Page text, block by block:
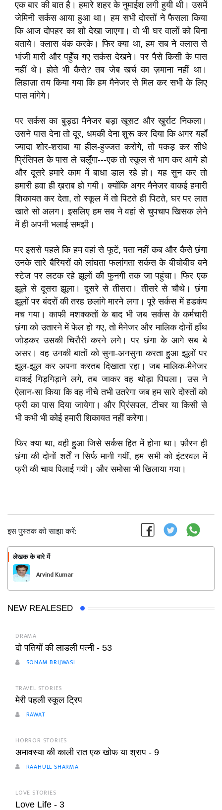
एक बार की बात है। हमारे शहर के नुमाईश लगी हुयी थी। उसमें
जेमिनी सर्कस आया हुआ था। हम सभी दोस्तों ने फैसला किया
कि आज दोपहर का शो देखा जाएगा। वो भी घर वालों को बिना
बताये। क्लास बंक करके। फिर क्या था, हम सब ने क्लास से
भांजी मारी और पहुँच गए सर्कस देखने। पर पैसे किसी के पास
नहीं थे। होते भी कैसे? तब जेब खर्च का ज़माना नहीं था।
लिहाज़ा तय किया गया कि हम मैनेजर से मिल कर सभी के लिए
पास मांगेगे।
पर सर्कस का बुड्ढा मैनेजर बड़ा खूसट और खुर्राट निकला।
उसने पास देना तो दूर, धमकी देना शुरू कर दिया कि अगर यहाँ
ज्यादा शोर-शराबा या हील-हुज्जत करोगे, तो पकड़ कर सीधे
प्रिंसिपल के पास ले चलूँगा---एक तो स्कूल से भाग कर आये हो
और दूसरे हमारे काम में बाधा डाल रहे हो। यह सुन कर तो
हमारी हवा ही ख़राब हो गयी। क्योंकि अगर मैनेजर वाकई हमारी
शिकायत कर देता, तो स्कूल में तो पिटते ही पिटते, घर पर लात
खाते सो अलग। इसलिए हम सब ने वहां से चुपचाप खिसक लेने
में ही अपनी भलाई समझी।
पर इससे पहले कि हम वहां से फूटें, पता नहीं कब और कैसे छंगा
उनके सारे बैरियरों को लांघता फलांगता सर्कस के बीचोबीच बने
स्टेज पर लटक रहे झूलों की फुनगी तक जा पहुंचा। फिर एक
झूले से दूसरा झूला। दूसरे से तीसरा। तीसरे से चौथे। छंगा
झूलों पर बंदरों की तरह छलांगे मारने लगा। पूरे सर्कस में हडकंप
मच गया। काफी मशक्कतों के बाद भी जब सर्कस के कर्मचारी
छंगा को उतारने में फेल हो गए, तो मैनेजर और मालिक दोनों हाँथ
जोड़कर उसकी चिरौरी करने लगे। पर छंगा के आगे सब बे
असर। वह उनकी बातों को सुना-अनसुना करता हुआ झूलों पर
झूल-झूल कर अपना करतब दिखाता रहा। जब मालिक-मैनेजर
वाकई गिड़गिड़ाने लगे, तब जाकर वह थोड़ा पिघला। उस ने
ऐलान-सा किया कि वह नीचे तभी उतरेगा जब हम सारे दोस्तों को
फ्री का पास दिया जायेगा। और प्रिंसपल, टीचर या किसी से
भी कभी भी कोई हमारी शिकायत नहीं करेगा।
फिर क्या था, वही हुआ जिसे सर्कस हित में होना था। फ़ौरन ही
छंगा की दोनों शर्तें न सिर्फ मानी गयीं, हम सभी को इंटरवल में
फ्री की चाय पिलाई गयी। और समोसा भी खिलाया गया।
इस पुस्तक को साझा करें:
लेखक के बारे में
Arvind Kumar
NEW REALESED
DRAMA
दो पतियों की लाडली पत्नी - 53
SONAM BRIJWASI
TRAVEL STORIES
मेरी पहली स्कूल ट्रिप
RAWAT
HORROR STORIES
अमावस्या की काली रात एक खोफ या श्राप - 9
RAAHULL SHARMA
LOVE STORIES
Love Life - 3